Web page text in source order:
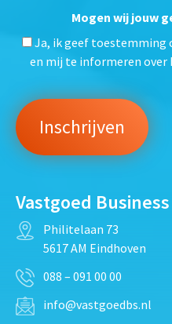
Mogen wij jouw
Ja, ik geef toestemming
en mij te informeren over
Vastgoed
Philitelaan 73
5617 AM Eindhoven
088 – 091 00 00
info@vastgoedbs.nl